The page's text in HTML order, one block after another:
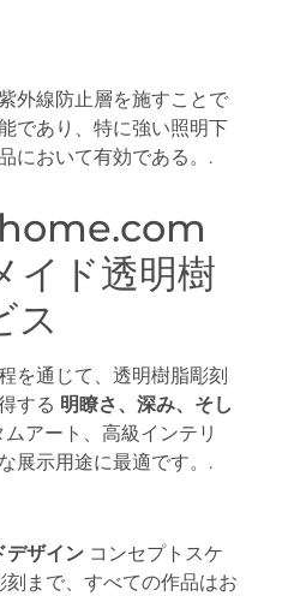
外線防止層を施すことで
であり、特に強い照明下
において有効である。.
イド透明樹
ス
を通じて、透明樹脂彫刻
する 明瞭さ、深み、そし
ムアート、高級インテリ
展示用途に最適です。.
デザイン コンセプトスケ
刻まで、すべての作品はお